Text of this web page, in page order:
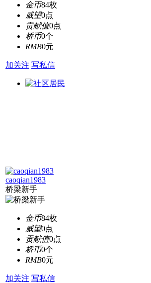
金币84枚
威望0点
贡献值0点
桥币0个
RMB0元
加关注 写私信
caoqian1983
桥梁新手
金币84枚
威望0点
贡献值0点
桥币0个
RMB0元
加关注 写私信